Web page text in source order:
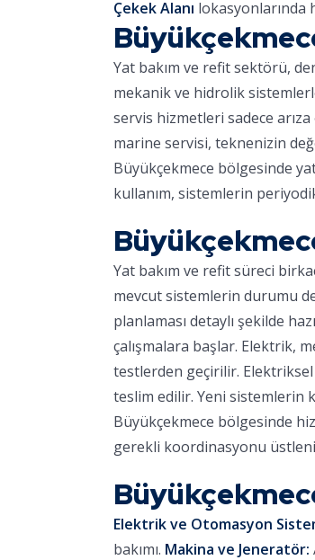
Çekek Alanı lokasyonlarında
Yat bakım ve refit sektörü,
mekanik ve hidrolik
servis hizmetleri sadece
marine servisi, teknenizin
Büyükçekmece bölgesinde
kullanım, sistemlerin
Yat bakım ve refit süreci
mevcut sistemlerin durumu
planlaması detaylı şekilde
çalışmalara başlar. Elektrik,
testlerden geçirilir. Elektriksel
teslim edilir. Yeni sistemlerin
Büyükçekmece bölgesinde
gerekli koordinasyonu
Elektrik ve Otomasyon
bakımı. Makina ve Jeneratör: